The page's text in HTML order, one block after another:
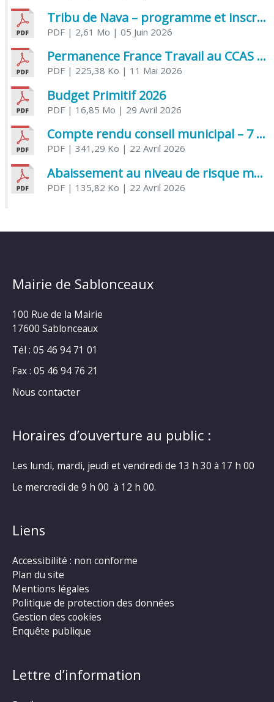
Tribu de Nava – programme et inscriptions été 2026
PDF| 2,61 Mo | 05 Juin 2026
Permanence France Travail au CCAS de Saujon Juin 2026
PDF| 225,38 Ko | 11 Mai 2026
Budget Primitif 2026
PDF| 16,85 Mo | 29 Avril 2026
Compte rendu conseil municipal – 7 avril 2026
PDF| 341,29 Ko | 22 Avril 2026
Abaissement au niveau de risque modéré de l’Influenza aviaire
PDF| 135,82 Ko | 22 Avril 2026
Mairie de Sablonceaux
100 Rue de la Mairie
17600 Sablonceaux
Tél : 05 46 94 71 01
Fax : 05 46 94 76 21
Nous contacter
Horaires d’ouverture au public :
Les lundi, mardi, jeudi et vendredi de 13 h 30 à 17 h 00
Le mercredi de 9 h 00 à 12 h 00.
Liens
Accessibilité : non conforme
Plan du site
Mentions légales
Politique de protection des données
Gestion des cookies
Enquête publique
Lettre d’information